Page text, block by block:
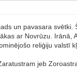
ar Novrūzu. Irānā,
reliģiju valstī
jeb